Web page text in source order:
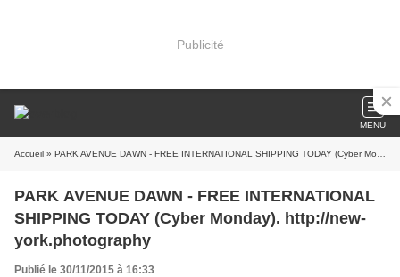
Publicité
MENU
Accueil » PARK AVENUE DAWN - FREE INTERNATIONAL SHIPPING TODAY (Cyber Monday). http://new-york.photography
PARK AVENUE DAWN - FREE INTERNATIONAL
SHIPPING TODAY (Cyber Monday). http://new-
york.photography
Publié le 30/11/2015 à 16:33